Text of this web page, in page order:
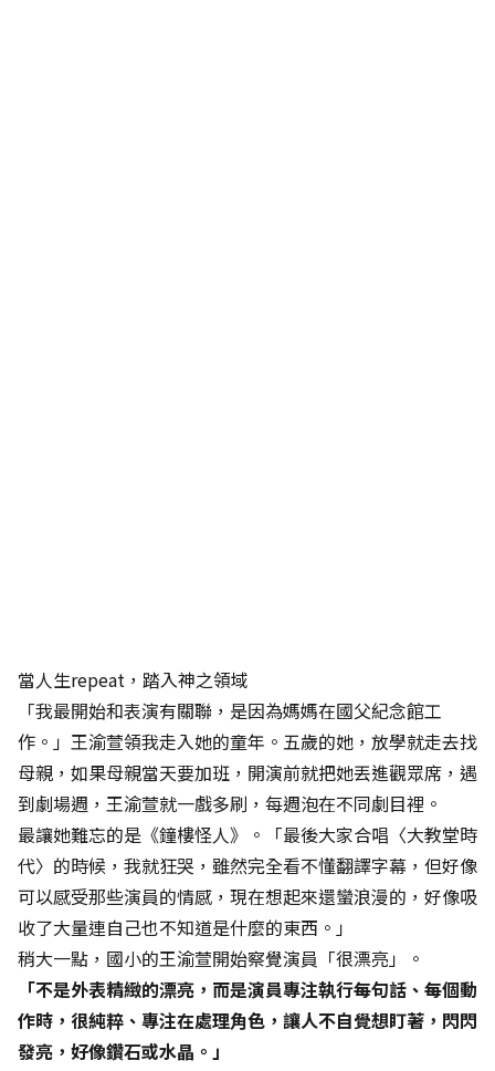
當人生repeat，踏入神之領域
「我最開始和表演有關聯，是因為媽媽在國父紀念館工
作。」王渝萱領我走入她的童年。五歲的她，放學就走去找
母親，如果母親當天要加班，開演前就把她丟進觀眾席，遇
到劇場週，王渝萱就一戲多刷，每週泡在不同劇目裡。
最讓她難忘的是《鐘樓怪人》。「最後大家合唱〈大教堂時
代〉的時候，我就狂哭，雖然完全看不懂翻譯字幕，但好像
可以感受那些演員的情感，現在想起來還蠻浪漫的，好像吸
收了大量連自己也不知道是什麼的東西。」
稍大一點，國小的王渝萱開始察覺演員「很漂亮」。
「不是外表精緻的漂亮，而是演員專注執行每句話、每個動
作時，很純粹、專注在處理角色，讓人不自覺想盯著，閃閃
發亮，好像鑽石或水晶。」